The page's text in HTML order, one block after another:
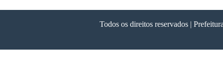
Todos os direitos reservados |